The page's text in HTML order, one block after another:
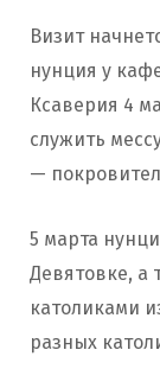
Визит
нунция у
Ксаверия 4
служить
—
5 марта
Девятовке, а
католиками
разных